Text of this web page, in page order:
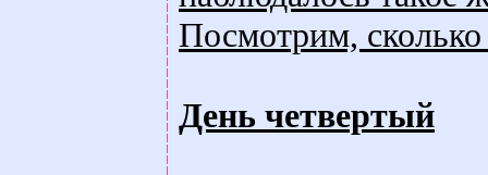
Посмотрим, сколько
День четвертый